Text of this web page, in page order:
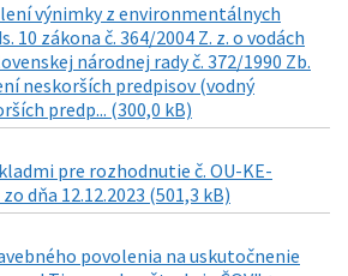
výnimky z environmentálnych
10 zákona č. 364/2004 Z. z. o vodách
národnej rady č. 372/1990 Zb.
neskorších predpisov (vodný
predp... (300,0 kB)
pre rozhodnutie č. OU-KE-
dňa 12.12.2023 (501,3 kB)
povolenia na uskutočnenie